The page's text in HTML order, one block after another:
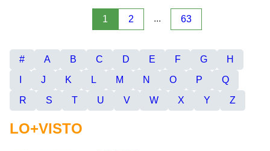
1 2 ... 63
# A B C D E F G
H
J K L M N O P
Q
R
S T U V W X Y Z
LO+VISTO